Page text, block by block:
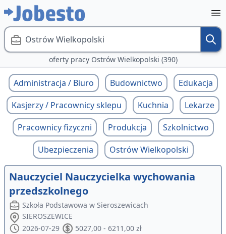
Ostrów Wielkopolski
oferty pracy Ostrów Wielkopolski (390)
Administracja / Biuro Budownictwo
Edukacja
Kasjerzy / Pracownicy sklepu
Kuchnia
Lekarze
Pracownicy fizyczni
Produkcja
Szkolnictwo
Ubezpieczenia
Ostrów Wielkopolski
Nauczyciel Nauczycielka wychowania
przedszkolnego
Szkoła Podstawowa w Sieroszewicach
SIEROSZEWICE
2026-07-29
5027,00 - 6211,00 zł